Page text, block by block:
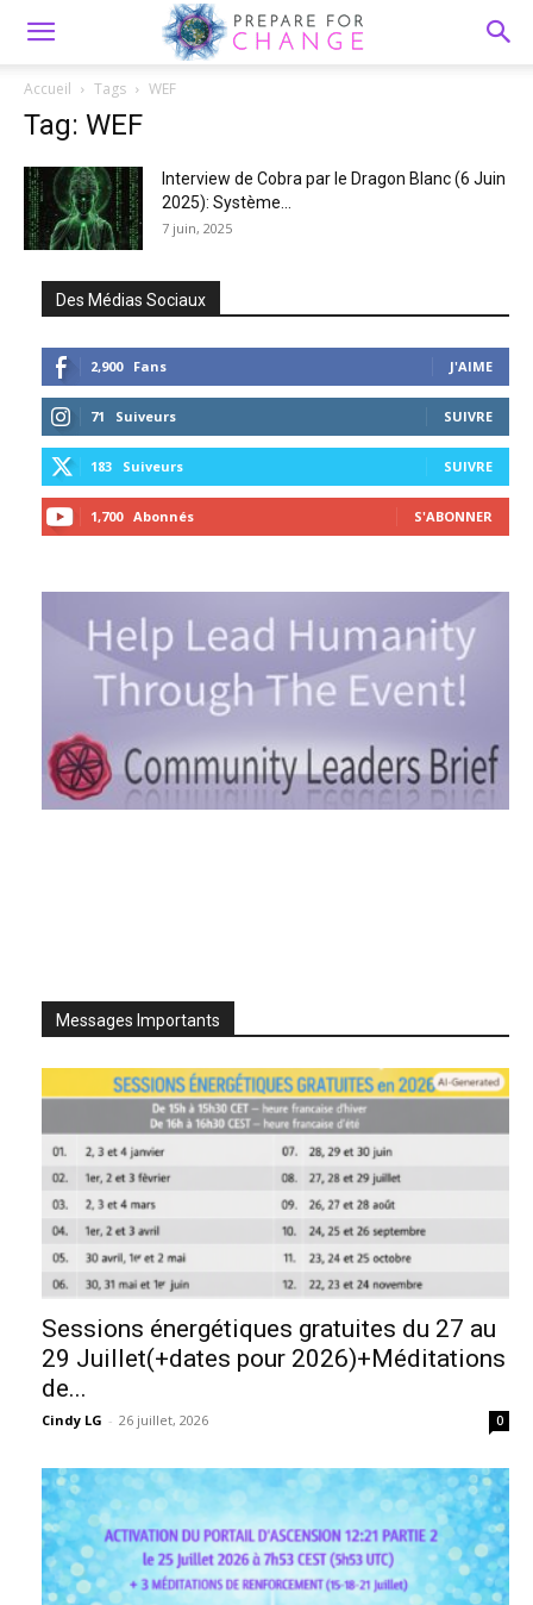
Accueil Tags WEF
Tag: WEF
Interview de Cobra par le Dragon Blanc (6 Juin
2025): Système...
7 juin, 2025
Des Médias Sociaux
2,900 Fans J'AIME
71 Suiveurs SUIVRE
183 Suiveurs SUIVRE
1,700 Abonnés S'ABONNER
Messages Importants
Sessions énergétiques gratuites du 27 au
29 Juillet(+dates pour 2026)+Méditations
de...
Cindy LG - 26 juillet, 2026 0